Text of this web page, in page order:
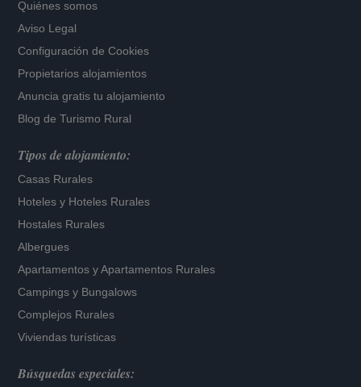
Quiénes somos
Aviso Legal
Configuración de Cookies
Propietarios alojamientos
Anuncia gratis tu alojamiento
Blog de Turismo Rural
Tipos de alojamiento:
Casas Rurales
Hoteles y Hoteles Rurales
Hostales Rurales
Albergues
Apartamentos yApartamentos Rurales
Campings y Bungalows
Complejos Rurales
Viviendas turísticas
Búsquedas especiales: